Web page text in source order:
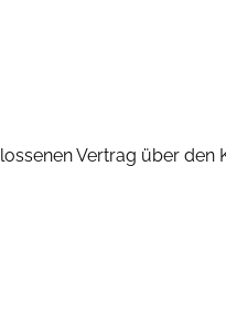
Vertrag über